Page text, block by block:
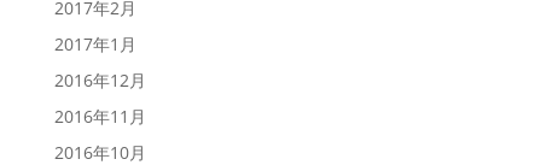
2017年2月
2017年1月
2016年12月
2016年11月
2016年10月